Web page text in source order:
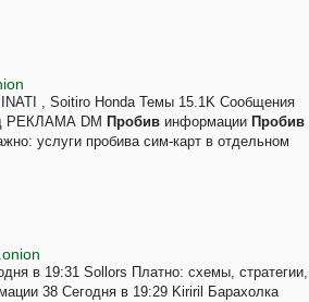
, Soitiro Honda Темы 15.1K Сообщения
РЕКЛАМА DM Пробив информации Пробив
услуги пробива сим-карт в отдельном
в 19:31 Sollors Платно: схемы, стратегии,
38 Сегодня в 19:29 Kiriril Барахолка